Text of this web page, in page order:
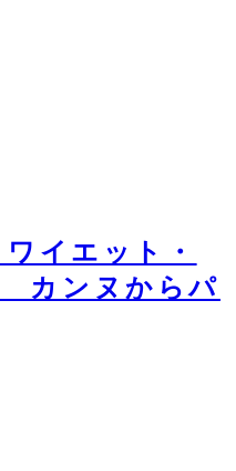
イエット・
カンヌからパ